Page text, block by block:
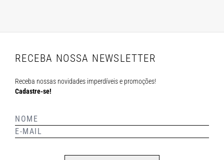
RECEBA NOSSA NEWSLETTER
Receba nossas novidades imperdíveis e promoções!
Cadastre-se!